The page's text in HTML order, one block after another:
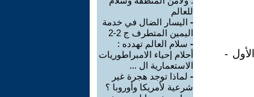
-
للعالم
- اليسار الضال في خدمة
اليمين المتطرف ج 2-2
- سلام العالم تهدده :
أحلام إحياء الامبراطوريات
الاستعمارية ال ...
- لماذا توجد هجرة غير
شرعية لأمريكا وأوروبا ؟